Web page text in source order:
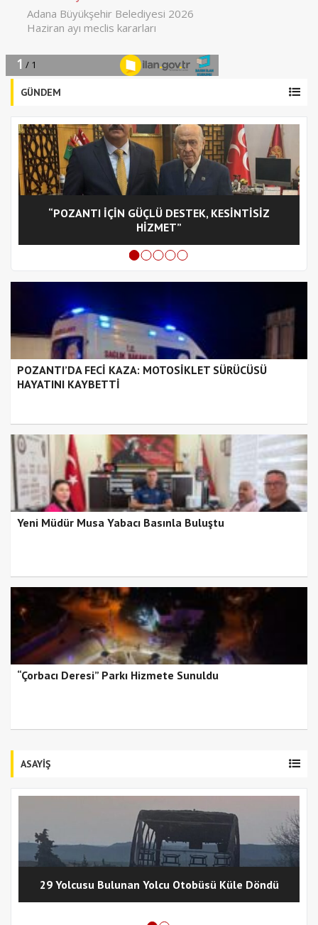
GÜNDEM
“POZANTI İÇİN GÜÇLÜ DESTEK, KESİNTİSİZ
HİZMET”
POZANTI’DA FECİ KAZA: MOTOSİKLET SÜRÜCÜSÜ
HAYATINI KAYBETTİ
Yeni Müdür Musa Yabacı Basınla Buluştu
“Çorbacı Deresi” Parkı Hizmete Sunuldu
ASAYİŞ
29 Yolcusu Bulunan Yolcu Otobüsü Küle Döndü